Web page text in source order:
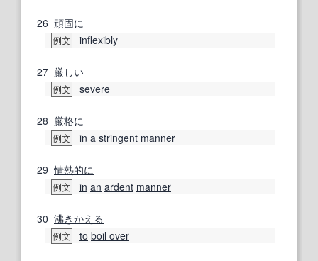
26 頑固に
例文 inflexibly
27 厳しい
例文 severe
28 厳格に
例文 in a stringent manner
29 情熱的に
例文 in an ardent manner
30 沸きかえる
例文 to boil over